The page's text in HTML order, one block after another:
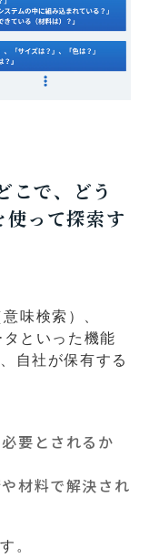
こで、どう
って探索す
味検索）、
といった機能
自社が保有する
要とされるか
材料で解決され
。